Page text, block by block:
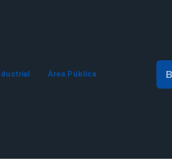
Área Pública